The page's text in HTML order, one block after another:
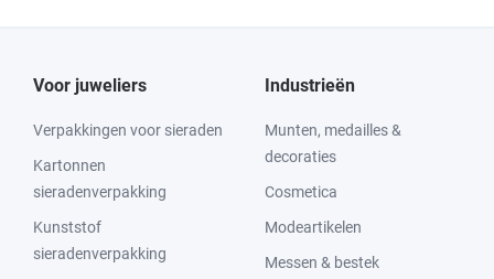
Voor juweliers
Verpakkingen voor sieraden
Kartonnen
sieradenverpakking
Kunststof
sieradenverpakking
Industrieën
Munten, medailles &
decoraties
Cosmetica
Modeartikelen
Messen & bestek